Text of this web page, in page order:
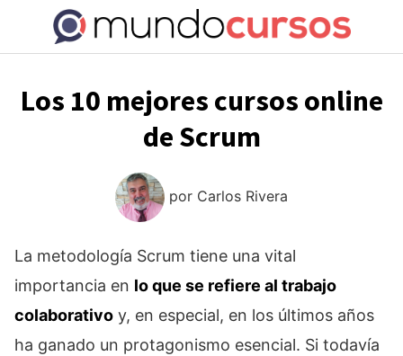
contenido
Los 10 mejores cursos online
de Scrum
por Carlos Rivera
La metodología Scrum tiene una vital
importancia en lo que se refiere al trabajo
colaborativo y, en especial, en los últimos años
ha ganado un protagonismo esencial. Si todavía